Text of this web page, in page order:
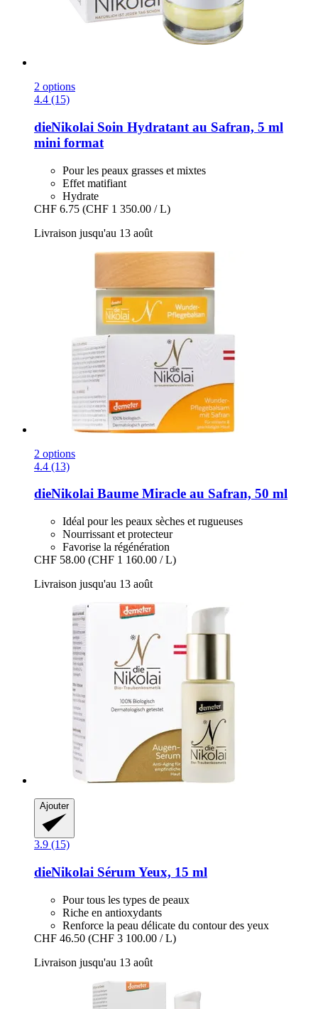
2 options
4.4 (15)
dieNikolai Soin Hydratant au Safran, 5 ml
mini format
Pour les peaux grasses et mixtes
Effet matifiant
Hydrate
CHF 6.75 (CHF 1 350.00 / L)
Livraison jusqu'au 13 août
2 options
4.4 (13)
dieNikolai Baume Miracle au Safran, 50 ml
Idéal pour les peaux sèches et rugueuses
Nourrissant et protecteur
Favorise la régénération
CHF 58.00 (CHF 1 160.00 / L)
Livraison jusqu'au 13 août
Ajouter
3.9 (15)
dieNikolai Sérum Yeux, 15 ml
Pour tous les types de peaux
Riche en antioxydants
Renforce la peau délicate du contour des yeux
CHF 46.50 (CHF 3 100.00 / L)
Livraison jusqu'au 13 août